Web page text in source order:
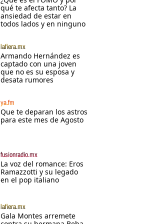
qué te afecta tanto? La
ansiedad de estar en
todos lados y en ninguno
lafiera.mx
Armando Hernández es
captado con una joven
que no es su esposa y
desata rumores
ya.fm
Que te deparan los astros
para este mes de Agosto
fusionradio.mx
La voz del romance: Eros
Ramazzotti y su legado
en el pop italiano
lafiera.mx
Gala Montes arremete